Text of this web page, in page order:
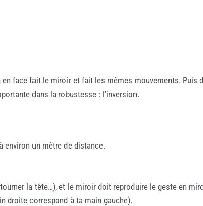
face fait le miroir et fait les mêmes mouvements. Puis
dans la robustesse : l'inversion.
environ un mètre de distance.
la tête…), et le miroir doit reproduire le geste en
droite correspond à ta main gauche).